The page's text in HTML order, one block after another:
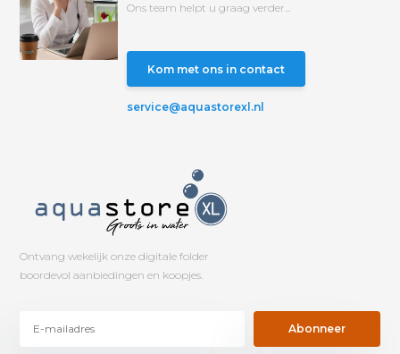
Ons team helpt u graag verder...
Kom met ons in contact
service@aquastorexl.nl
Ontvang wekelijk onze digitale folder
boordevol aanbiedingen en koopjes.
Abonneer